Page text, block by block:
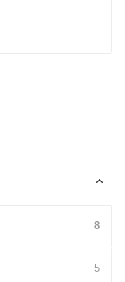
8
5